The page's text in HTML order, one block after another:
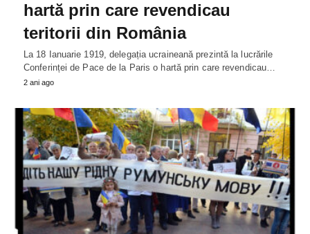
hartă prin care revendicau
teritorii din România
La 18 Ianuarie 1919, delegația ucraineană prezintă la lucrările
Conferinței de Pace de la Paris o hartă prin care revendicau…
2 ani ago